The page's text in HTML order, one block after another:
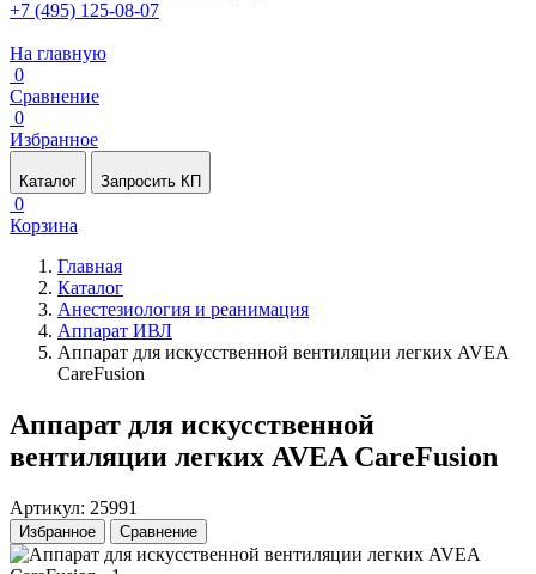
+7 (495) 125-08-07
На главную
0
Сравнение
0
Избранное
Каталог Запросить КП
0
Корзина
Главная
Каталог
Анестезиология и реанимация
Аппарат ИВЛ
Аппарат для искусственной вентиляции легких AVEA
CareFusion
Аппарат для искусственной
вентиляции легких AVEA CareFusion
Артикул: 25991
Избранное Сравнение